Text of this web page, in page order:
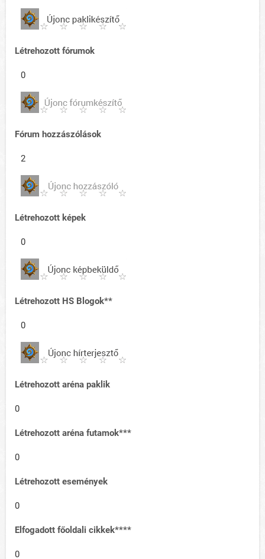
Létrehozott fórumok
0
Fórum hozzászólások
2
Létrehozott képek
0
Létrehozott HS Blogok**
0
Létrehozott aréna paklik
0
Létrehozott aréna futamok***
0
Létrehozott események
0
Elfogadott főoldali cikkek****
0